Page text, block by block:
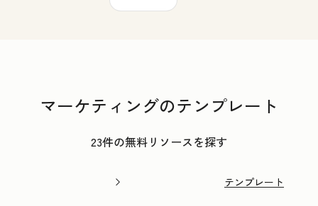
マーケティングのテンプレート
23件の無料リソースを探す
テンプレート